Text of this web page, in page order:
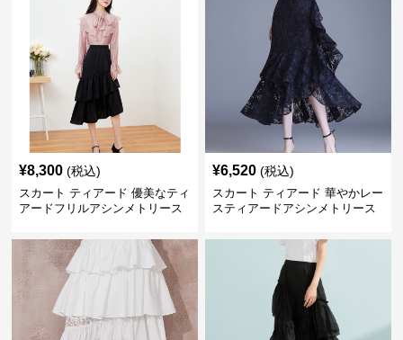
¥8,300 (税込)
スカート ティアード 優美なティ
アードフリルアシンメトリース
¥6,520 (税込)
スカート ティアード 華やかレー
スティアードアシンメトリース